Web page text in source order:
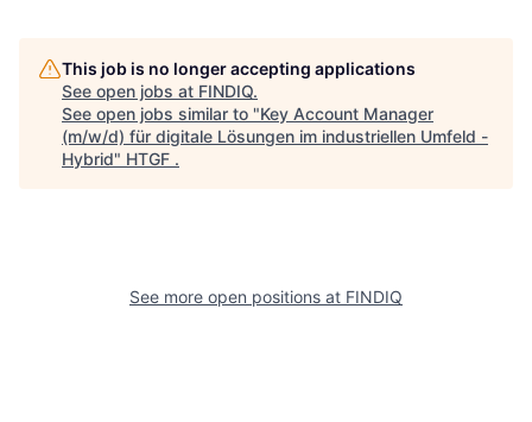
This job is no longer accepting applications
See open jobs at FINDIQ.
See open jobs similar to "Key Account Manager
(m/w/d) für digitale Lösungen im industriellen Umfeld -
Hybrid" HTGF .
See more open positions at FINDIQ